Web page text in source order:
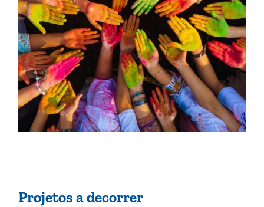
Projetos a decorrer